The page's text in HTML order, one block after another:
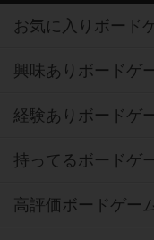
お気に入りボード
興味ありボードゲ
経験ありボードゲ
持ってるボードゲ
高評価ボードゲー